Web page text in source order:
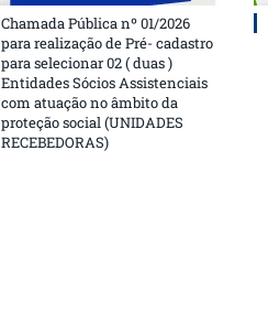
Chamada Pública nº 01/2026
para realização de Pré- cadastro
para selecionar 02 ( duas )
Entidades Sócios Assistenciais
com atuação no âmbito da
proteção social (UNIDADES
RECEBEDORAS)